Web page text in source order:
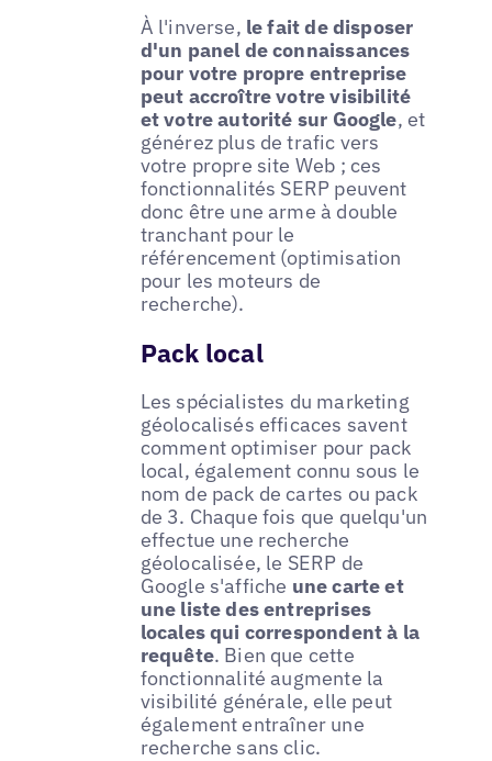
À l'inverse, le fait de disposer
d'un panel de connaissances
pour votre propre entreprise
peut accroître votre visibilité
et votre autorité sur Google, et
générez plus de trafic vers
votre propre site Web ; ces
fonctionnalités SERP peuvent
donc être une arme à double
tranchant pour le
référencement (optimisation
pour les moteurs de
recherche).
Pack local
Les spécialistes du marketing
géolocalisés efficaces savent
comment optimiser pour pack
local, également connu sous le
nom de pack de cartes ou pack
de 3. Chaque fois que quelqu'un
effectue une recherche
géolocalisée, le SERP de
Google s'affiche une carte et
une liste des entreprises
locales qui correspondent à la
requête. Bien que cette
fonctionnalité augmente la
visibilité générale, elle peut
également entraîner une
recherche sans clic.